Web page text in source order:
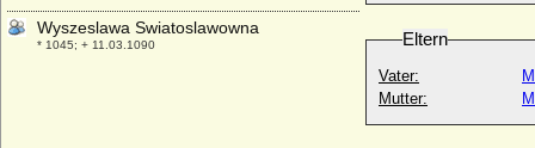
Eltern
Vater:
Mutter:
Wyszeslawa Swiatoslawowna
* 1045; + 11.03.1090